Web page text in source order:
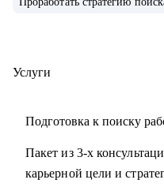
С чем помогу:
вашего
• Составлю резюме так,
Услуги
Подготовка к поиску
Пакет из 3-х
карьерной цели и